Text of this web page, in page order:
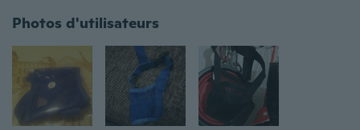
Photos d'utilisateurs